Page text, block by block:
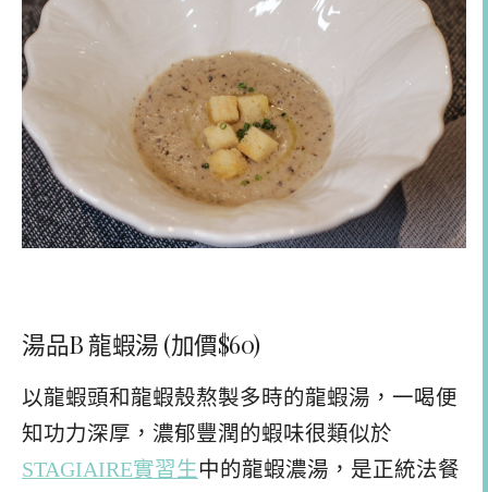
湯品B 龍蝦湯 (加價$60)
以龍蝦頭和龍蝦殼熬製多時的龍蝦湯，一喝便
知功力深厚，濃郁豐潤的蝦味很類似於
STAGIAIRE實習生中的龍蝦濃湯，是正統法餐